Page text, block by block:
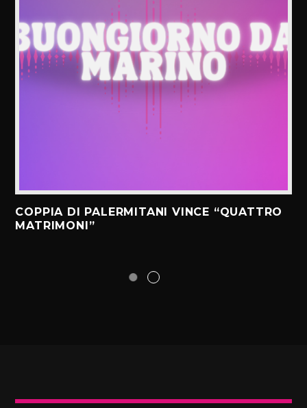
COPPIA DI PALERMITANI VINCE “QUATTRO
MATRIMONI”